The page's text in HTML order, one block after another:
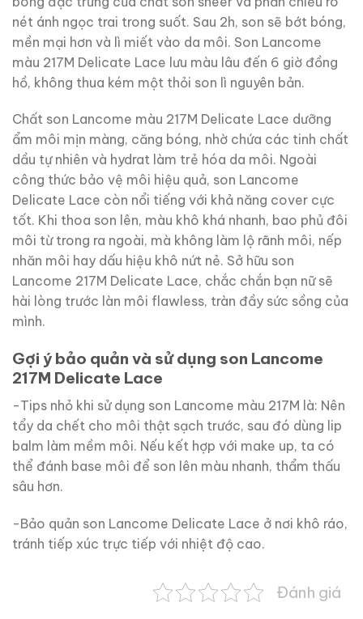
nét ánh ngọc trai trong suốt. Sau 2h, son sẽ bớt bóng,
mền mại hơn và lì miết vào da môi. Son Lancome
màu 217M Delicate Lace lưu màu lâu đến 6 giờ đồng
hồ, không thua kém một thỏi son lì nguyên bản.
Chất son Lancome màu 217M Delicate Lace dưỡng
ẩm môi mịn màng, căng bóng, nhờ chứa các tinh chất
dầu tự nhiên và hydrat làm trẻ hóa da môi. Ngoài
công thức bảo vệ môi hiệu quả, son Lancome
Delicate Lace còn nổi tiếng với khả năng cover cực
tốt. Khi thoa son lên, màu khô khá nhanh, bao phủ đôi
môi từ trong ra ngoài, mà không làm lộ rãnh môi, nếp
nhăn môi hay dấu hiệu khô nứt nẻ. Sở hữu son
Lancome 217M Delicate Lace, chắc chắn bạn nữ sẽ
hài lòng trước làn môi flawless, tràn đầy sức sồng của
mình.
Gợi ý bảo quản và sử dụng son Lancome
217M Delicate Lace
-Tips nhỏ khi sử dụng son Lancome màu 217M là: Nên
tẩy da chết cho môi thật sạch trước, sau đó dùng lip
balm làm mềm môi. Nếu kết hợp với make up, ta có
thể đánh base môi để son lên màu nhanh, thẩm thấu
sâu hơn.
-Bảo quản son Lancome Delicate Lace ở nơi khô ráo,
tránh tiếp xúc trực tiếp với nhiệt độ cao.
Đánh giá